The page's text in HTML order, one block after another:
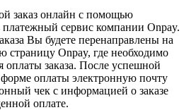
заказ онлайн с помощью
платежный сервис компании Onpay.
Вы будете перенаправлены на
Onpay, где необходимо
оплаты заказа. После успешной
оплаты электронную почту
чек с информацией о заказе
оплате.